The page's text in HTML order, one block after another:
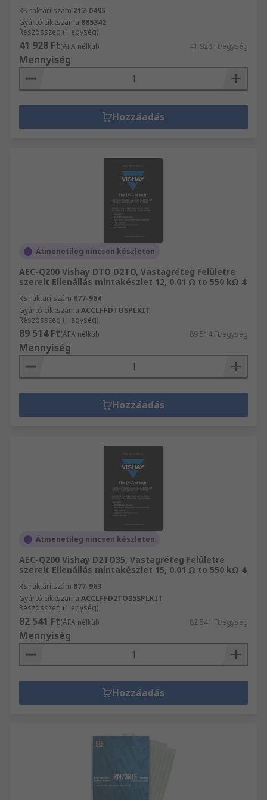
RS raktári szám 212-0495
Gyártó cikkszáma 885342
Részösszeg (1 egység)
41 928 Ft(ÁFA nélkül) 41 928 Ft/egység
Mennyiség
Hozzáadás
Átmenetileg nincsen készleten
AEC-Q200 Vishay DTO D2TO, Vastagréteg Felületre
szerelt Ellenállás mintakészlet 12, 0.01 Ω to 550 kΩ 4
RS raktári szám 877-964
Gyártó cikkszáma ACCLFFDTOSPLKIT
Részösszeg (1 egység)
89 514 Ft(ÁFA nélkül) 89 514 Ft/egység
Mennyiség
Hozzáadás
Átmenetileg nincsen készleten
AEC-Q200 Vishay D2TO35, Vastagréteg Felületre
szerelt Ellenállás mintakészlet 15, 0.01 Ω to 550 kΩ 4
RS raktári szám 877-963
Gyártó cikkszáma ACCLFFD2TO35SPLKIT
Részösszeg (1 egység)
82 541 Ft(ÁFA nélkül) 82 541 Ft/egység
Mennyiség
Hozzáadás